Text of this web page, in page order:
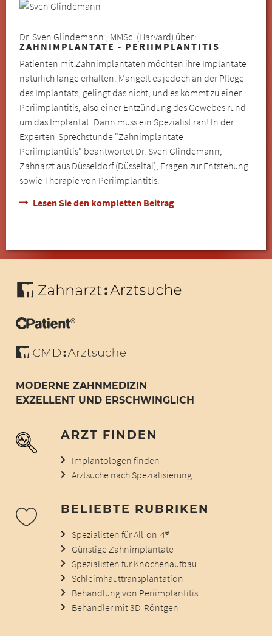
Dr. Sven Glindemann , MMSc. (Harvard) über:
ZAHNIMPLANTATE - PERIIMPLANTITIS
Patienten mit Zahnimplantaten möchten ihre Implantate
natürlich lange erhalten. Mangelt es jedoch an der Pflege
des Implantats, gelingt das nicht, und es kommt zu einer
Periimplantitis, also einer Entzündung des Gewebes rund
um das Implantat. Dann muss ein Spezialist ran! In der
Experten-Sprechstunde "Zahnimplantate -
Periimplantitis" beantwortet Dr. Sven Glindemann,
Zahnarzt aus Düsseldorf (Düsseltal), Fragen zur Entstehung
sowie Therapie von Periimplantitis.
Lesen Sie den kompletten Beitrag
MODERNE ZAHNMEDIZIN
EXZELLENT UND ERSCHWINGLICH
ARZT FINDEN
Implantologen finden
Arztsuche nach Spezialisierung
BELIEBTE RUBRIKEN
Spezialisten für All-on-4®
Günstige Zahnimplantate
Spezialisten für Knochenaufbau
Schleimhauttransplantation
Behandlung von Periimplantitis
Behandler mit 3D-Röntgen